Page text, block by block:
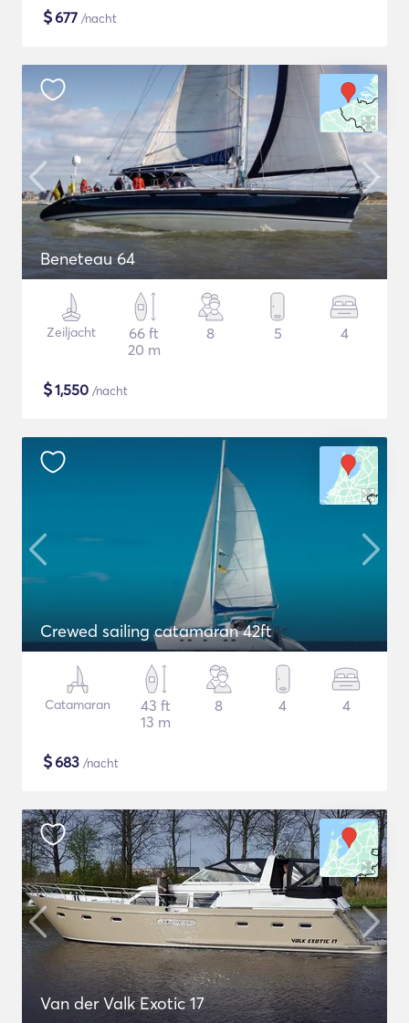
$677 /nacht
Beneteau 64
Zeiljacht
66 ft
20 m
8 5 4
$1,550 /nacht
Crewed sailing catamaran 42ft
Catamaran
43 ft
13 m
8 4 4
$683 /nacht
Van der Valk Exotic 17